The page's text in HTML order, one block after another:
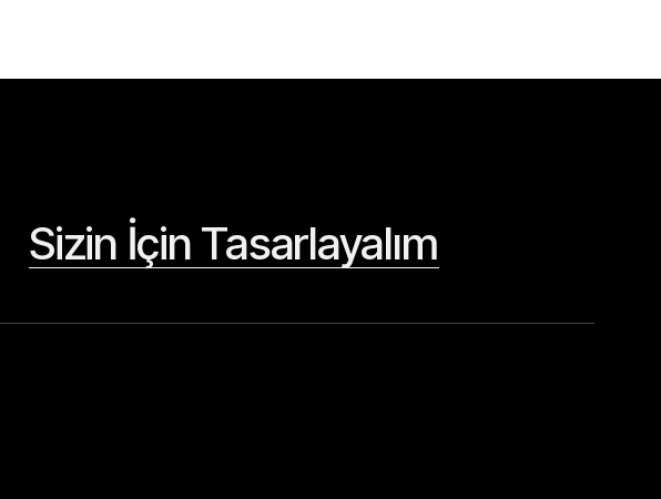
Sizin İçin Tasarlayalım